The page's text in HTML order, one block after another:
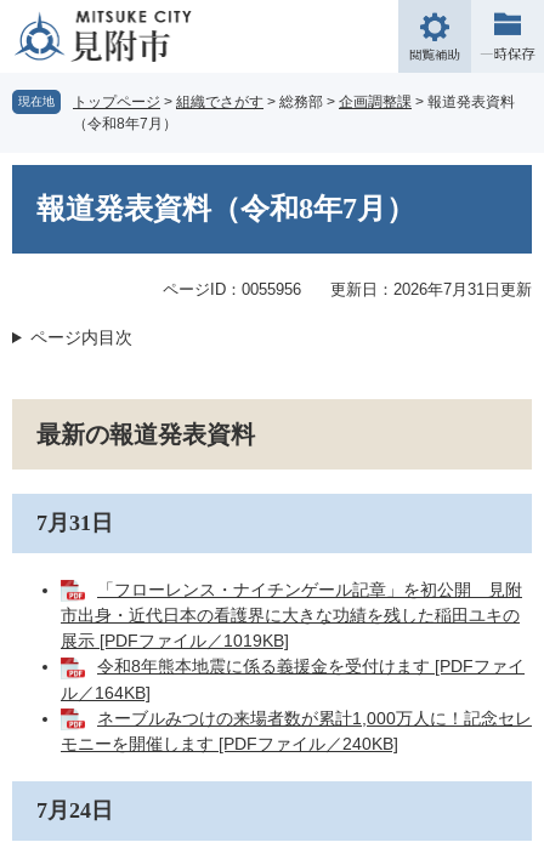
の
先
で
ー
を
ば
閲
覧
補
現在地 トップページ > 組織でさがす > 総務部 > 企画調整課 > 報道発表資料
（令和8年7月）
報道発表資料（令和8年7月）
ページID：0055956 更新日：2026年7月31日更新
ページ内目次
最新の報道発表資料
7月31日
「フローレンス・ナイチンゲール記章」を初公開 見附
市出身・近代日本の看護界に大きな功績を残した稲田ユキの
展示 [PDFファイル／1019KB]
令和8年熊本地震に係る義援金を受付けます [PDFファイ
ル／164KB]
ネーブルみつけの来場者数が累計1,000万人に！記念セレ
モニーを開催します [PDFファイル／240KB]
7月24日